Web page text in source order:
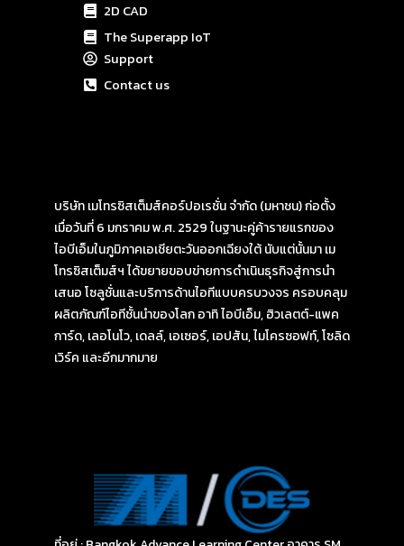
2D CAD
The Superapp IoT
Support
Contact us
บริษัท เมโทรซิสเต็มส์คอร์ปอเรชั่น จำกัด (มหาชน) ก่อตั้ง
เมื่อวันที่ 6 มกราคม พ.ศ. 2529 ในฐานะคู่ค้ารายแรกของ
ไอบีเอ็มในภูมิภาคเอเชียตะวันออกเฉียงใต้ นับแต่นั้นมา เม
โทรซิสเต็มส์ฯ ได้ขยายขอบข่ายการดำเนินธุรกิจสู่การนำ
เสนอ โซลูชั่นและบริการด้านไอทีแบบครบวงจร ครอบคลุม
ผลิตภัณฑ์ไอทีชั้นนำของโลก อาทิ ไอบีเอ็ม, ฮิวเลตต์-แพค
การ์ด, เลอโนโว, เดลล์, เอเซอร์, เอปสัน, ไมโครซอฟท์, โซลิด
เวิร์ค และอีกมากมาย